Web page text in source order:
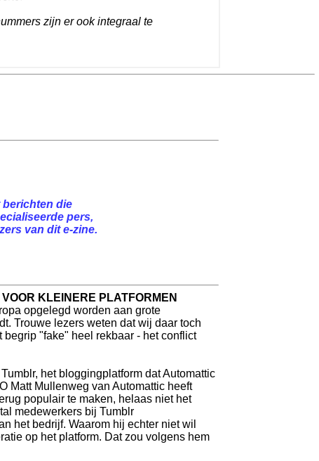
zijn er ook integraal te
die
pers,
van dit e-zine.
KLEINERE PLATFORMEN
opgelegd worden aan grote
Trouwe lezers weten dat wij daar toch
"fake" heel rekbaar - het conflict
het bloggingplatform dat Automattic
Matt Mullenweg van Automattic heeft
populair te maken, helaas niet het
medewerkers bij Tumblr
het bedrijf. Waarom hij echter niet wil
op het platform. Dat zou volgens hem